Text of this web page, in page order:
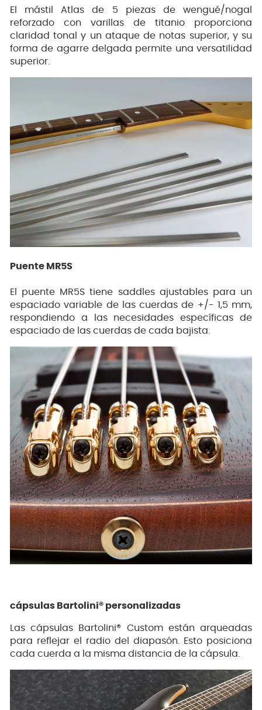
El mástil Atlas de 5 piezas de wengué/nogal
reforzado con varillas de titanio proporciona
claridad tonal y un ataque de notas superior, y su
forma de agarre delgada permite una versatilidad
superior.
Puente MR5S
El puente MR5S tiene saddles ajustables para un
espaciado variable de las cuerdas de +/- 1,5 mm,
respondiendo a las necesidades específicas de
espaciado de las cuerdas de cada bajista.
cápsulas Bartolini® personalizadas
Las cápsulas Bartolini® Custom están arqueadas
para reflejar el radio del diapasón. Esto posiciona
cada cuerda a la misma distancia de la cápsula.